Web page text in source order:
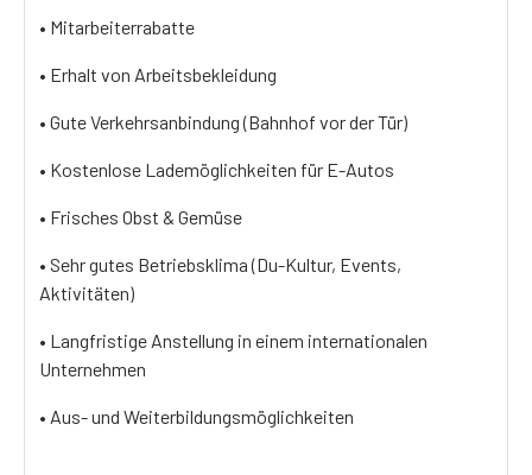
• Mitarbeiterrabatte
• Erhalt von Arbeitsbekleidung
• Gute Verkehrsanbindung (Bahnhof vor der Tür)
• Kostenlose Lademöglichkeiten für E-Autos
• Frisches Obst & Gemüse
• Sehr gutes Betriebsklima (Du-Kultur, Events,
Aktivitäten)
• Langfristige Anstellung in einem internationalen
Unternehmen
• Aus- und Weiterbildungsmöglichkeiten